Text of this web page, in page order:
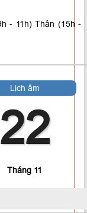
- 11h) Thân (15h -
Lịch âm
22
Tháng 11